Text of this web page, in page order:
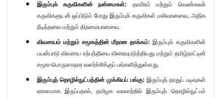
இரும்புக் கருவிகளின் நன்மைகள்: தாமிரம் மற்றும் வெண்கலக்
கருவிகளுடன் ஒப்பிடும் போது இரும்புக் கருவிகள் மலிவானவை, அதிக
நீடித்தவை மற்றும் திறமையானவை.
விவசாயம் மற்றும் சமூகத்தின் மீதான தாக்கம்: இரும்புக் கருவிகளின்
பயன்பாடு விவசாய உற்பத்தியை விரைவுபடுத்தியது மற்றும் தமிழ்நாட்டின்
சமூக-பொருளாதார வளர்ச்சிக்குப் பங்களித்துள்ளது.
இரும்புத் தொழில்நுட்பத்தின் முக்கியப் பங்கு: இரும்புத் தாதுப் படிவுகள்
ஏராளமாக இருப்பதால், தமிழக வரலாற்றில் இரும்புத் தொழில்நுட்பம்